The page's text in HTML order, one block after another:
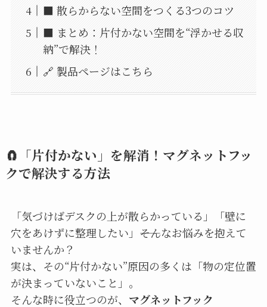
■ 散らからない空間をつくる3つのコツ
■ まとめ：片付かない空間を“浮かせる収
納”で解決！
🔗 製品ページはこちら
🧲「片付かない」を解消！マグネットフッ
クで解決する方法
「気づけばデスクの上が散らかっている」「壁に
穴をあけずに整理したい」――そんなお悩みを抱えて
いませんか？
実は、その“片付かない”原因の多くは「物の定位置
が決まっていないこと」。
そんな時に役立つのが、 マグネットフック